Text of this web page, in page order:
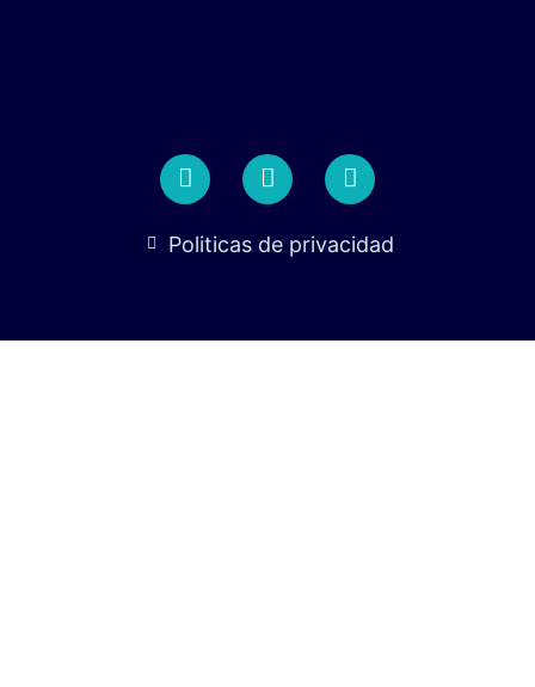
Politicas de privacidad